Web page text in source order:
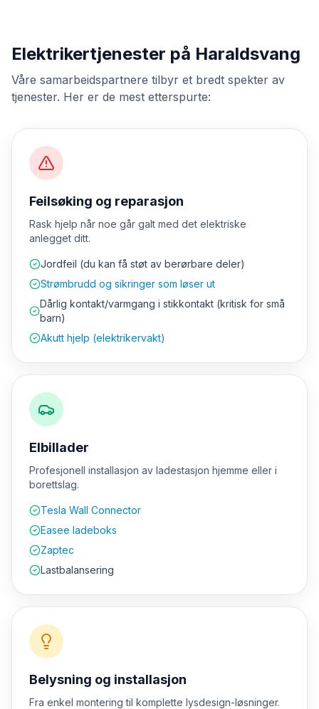
Elektrikertjenester på Haraldsvang
Våre samarbeidspartnere tilbyr et bredt spekter av
tjenester. Her er de mest etterspurte:
Feilsøking og reparasjon
Rask hjelp når noe går galt med det elektriske
anlegget ditt.
Jordfeil (du kan få støt av berørbare deler)
Strømbrudd og sikringer som løser ut
Dårlig kontakt/varmgang i stikkontakt (kritisk for små
barn)
Akutt hjelp (elektrikervakt)
Elbillader
Profesjonell installasjon av ladestasjon hjemme eller i
borettslag.
Tesla Wall Connector
Easee ladeboks
Zaptec
Lastbalansering
Belysning og installasjon
Fra enkel montering til komplette lysdesign-løsninger.